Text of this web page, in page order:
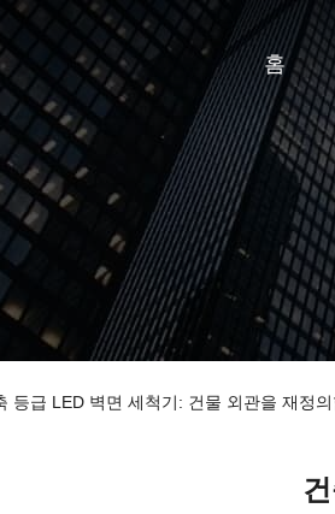
홈
등급 LED 벽면 세척기: 건물 외관을 재정